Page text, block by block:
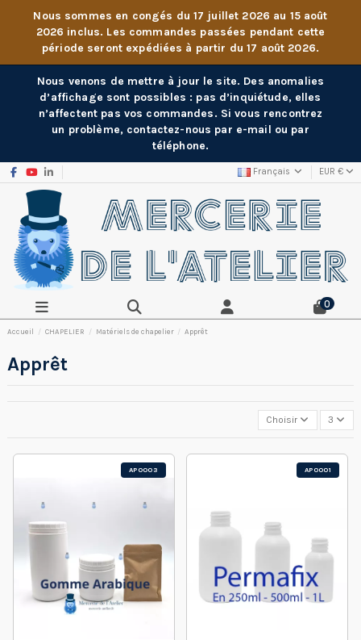
Nous sommes en congés du 17 juillet 2026 au 15 août
2026 inclus. Les commandes passées pendant cette
période seront expédiées à partir du 17 août 2026.
Nous venons de mettre à jour le site. Des anomalies
d’affichage sont possibles : pas d’inquiétude, elles
n’affectent pas vos commandes. Si vous rencontrez
un problème, contactez-nous par e-mail ou par
téléphone.
Français EUR €
0
Accueil CHAPELIER Matériels de chapelier Apprêt
Apprêt
Choisir 3
AP0003 AP0001